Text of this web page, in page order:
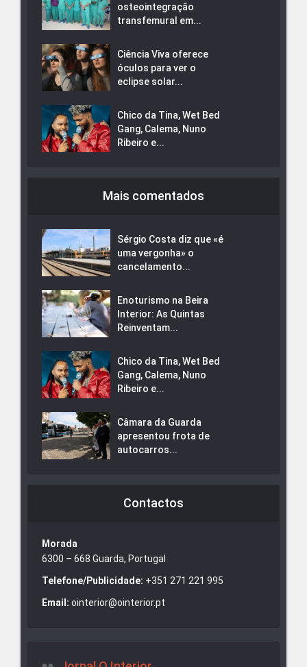
osteointegração
transfemural em...
Ciência Viva oferece
óculos para ver o
eclipse solar...
Chico da Tina, Wet Bed
Gang, Calema, Nuno
Ribeiro e...
Mais comentados
Sérgio Costa diz que «é
uma vergonha» o
cancelamento...
Enoturismo na Beira
Interior: As Quintas
Reinventam...
Chico da Tina, Wet Bed
Gang, Calema, Nuno
Ribeiro e...
Câmara da Guarda
apresentou frota de
autocarros...
Contactos
Morada
6300 – 668 Guarda, Portugal
Telefone/Publicidade: +351 271 221 995
Email: ointerior@ointerior.pt